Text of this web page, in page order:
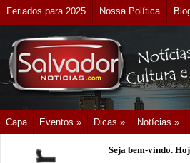
Feriados para 2025 Nossa Política
Capa Eventos » Dicas » Notícias »
Seja bem-vindo.